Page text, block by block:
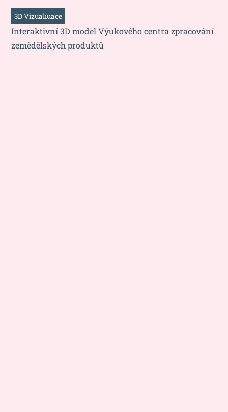
3D Vizualiuace
Interaktivní 3D model Výukového centra zpracování
zemědělských produktů